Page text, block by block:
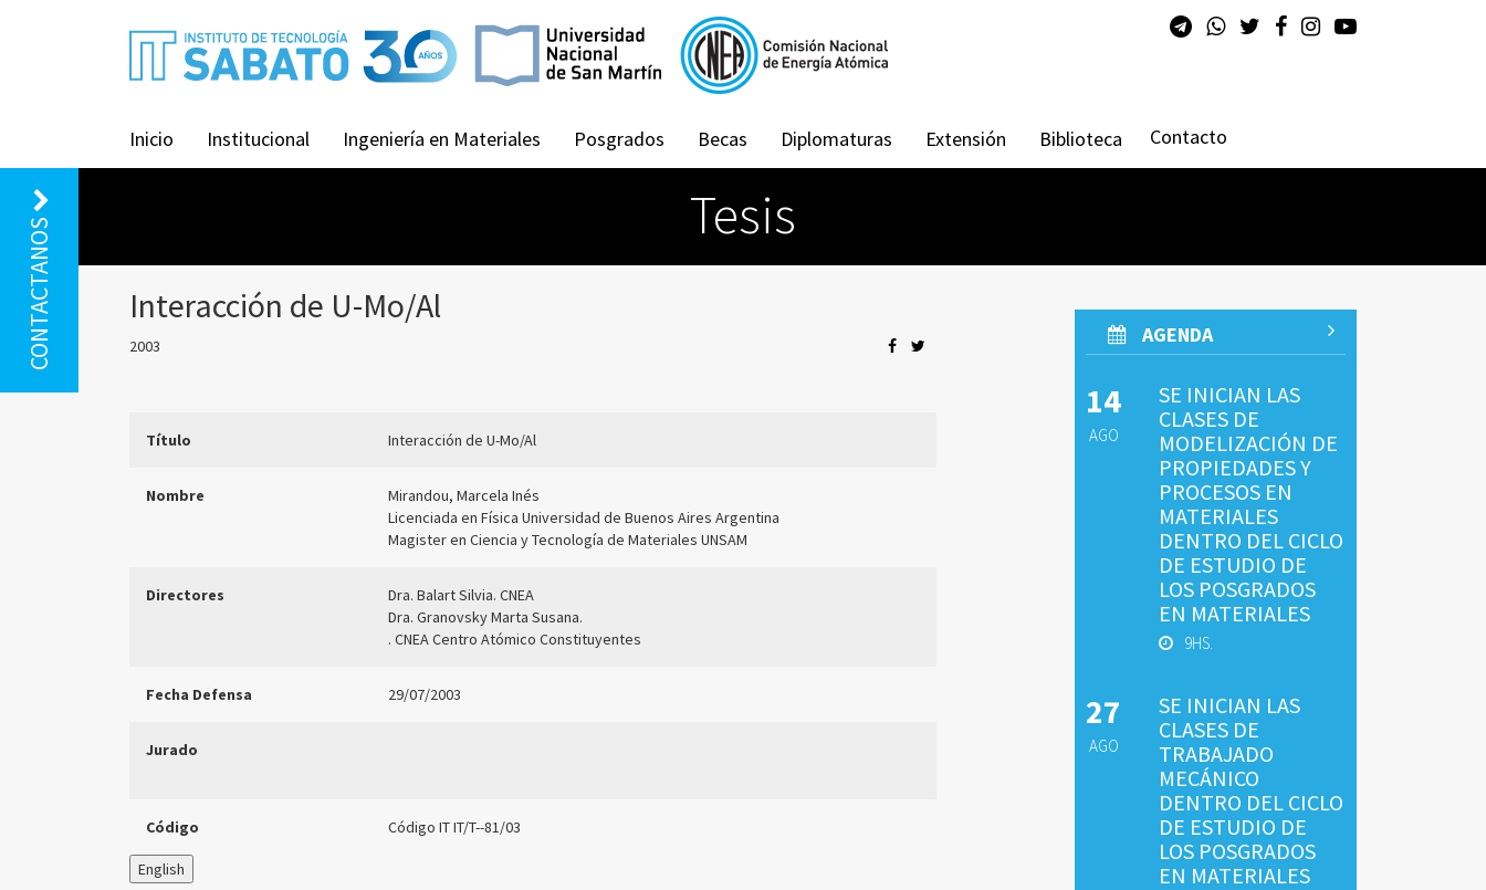
Inicio Institucional Ingeniería en Materiales Posgrados Becas Diplomaturas Extensión Biblioteca Contacto
CONTACTANOS Tesis
Interacción de U-Mo/Al
2003
Título Interacción de U-Mo/Al
Nombre
Mirandou, Marcela Inés
Licenciada en Física Universidad de Buenos Aires Argentina
Magister en Ciencia y Tecnología de Materiales UNSAM
Directores
Dra. Balart Silvia. CNEA
Dra. Granovsky Marta Susana.
. CNEA Centro Atómico Constituyentes
Fecha Defensa 29/07/2003
Jurado
Código Código IT IT/T--81/03
English
AGENDA
14
AGO
SE INICIAN LAS
CLASES DE
MODELIZACIÓN DE
PROPIEDADES Y
PROCESOS EN
MATERIALES
DENTRO DEL CICLO
DE ESTUDIO DE
LOS POSGRADOS
EN MATERIALES
9HS.
27
AGO
SE INICIAN LAS
CLASES DE
TRABAJADO
MECÁNICO
DENTRO DEL CICLO
DE ESTUDIO DE
LOS POSGRADOS
EN MATERIALES